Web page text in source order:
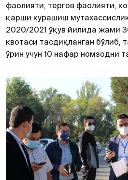
фаолияти, тергов фаолияти,
қарши курашиш
2020/2021 ўқув йилида жами
квотаси тасдиқланган бўлиб,
ўрин учун 10 нафар номзодни